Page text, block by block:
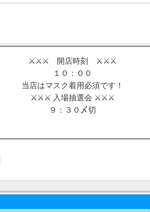
⚔⚔⚔ 開店時刻 ⚔⚔⚔
１０：００
当店はマスク着用必須です！
⚔⚔⚔ 入場抽選会 ⚔⚔⚔
９：３０〆切